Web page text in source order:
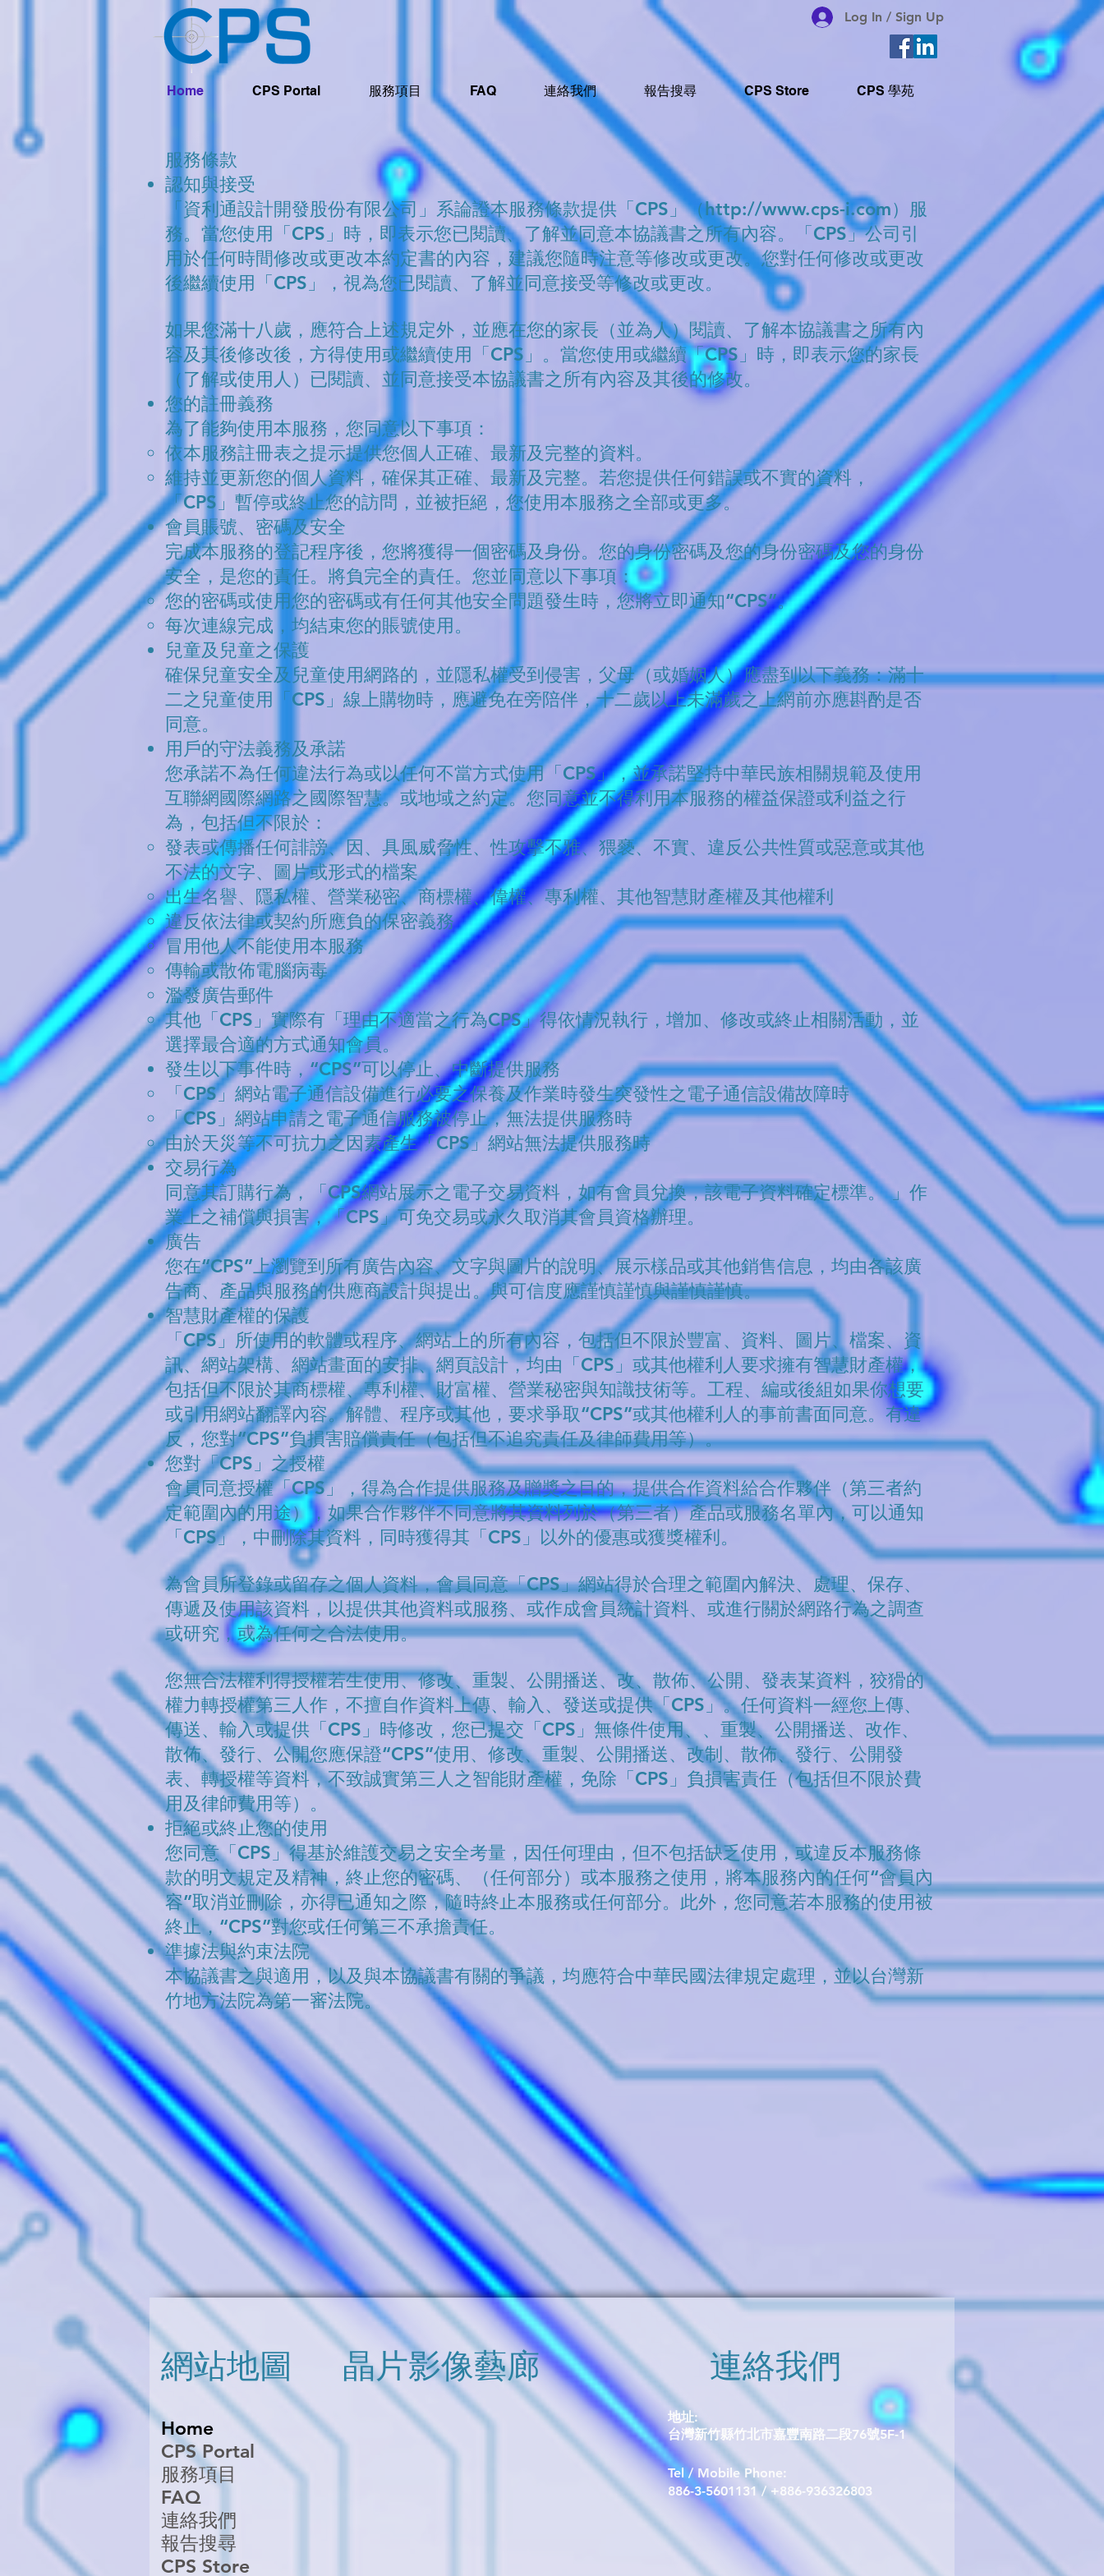
Log In / Sign Up
Home CPS Portal 服務項目 FAQ 連絡我們 報告搜尋 CPS Store CPS 學苑
服務條款
認知與接受
「資利通設計開發股份有限公司」系論證本服務條款提供「CPS」（http://www.cps-i.com）服
務。當您使用「CPS」時，即表示您已閱讀、了解並同意本協議書之所有內容。「CPS」公司引
用於任何時間修改或更改本約定書的內容，建議您隨時注意等修改或更改。您對任何修改或更改
後繼續使用「CPS」，視為您已閱讀、了解並同意接受等修改或更改。
如果您滿十八歲，應符合上述規定外，並應在您的家長（並為人）閱讀、了解本協議書之所有內
容及其後修改後，方得使用或繼續使用「CPS」。當您使用或繼續「CPS」時，即表示您的家長
（了解或使用人）已閱讀、並同意接受本協議書之所有內容及其後的修改。
您的註冊義務
為了能夠使用本服務，您同意以下事項：
依本服務註冊表之提示提供您個人正確、最新及完整的資料。
維持並更新您的個人資料，確保其正確、最新及完整。若您提供任何錯誤或不實的資料，
「CPS」暫停或終止您的訪問，並被拒絕，您使用本服務之全部或更多。
會員賬號、密碼及安全
完成本服務的登記程序後，您將獲得一個密碼及身份。您的身份密碼及您的身份密碼及您的身份
安全，是您的責任。將負完全的責任。您並同意以下事項：
您的密碼或使用您的密碼或有任何其他安全問題發生時，您將立即通知“CPS”。
每次連線完成，均結束您的賬號使用。
兒童及兒童之保護
確保兒童安全及兒童使用網路的，並隱私權受到侵害，父母（或婚姻人）應盡到以下義務：滿十
二之兒童使用「CPS」線上購物時，應避免在旁陪伴，十二歲以上未滿歲之上網前亦應斟酌是否
同意。
用戶的守法義務及承諾
您承諾不為任何違法行為或以任何不當方式使用「CPS」，並承諾堅持中華民族相關規範及使用
互聯網國際網路之國際智慧。或地域之約定。您同意並不得利用本服務的權益保證或利益之行
為，包括但不限於：
發表或傳播任何誹謗、因、具風威脅性、性攻擊不雅、猥褻、不實、違反公共性質或惡意或其他
不法的文字、圖片或形式的檔案
出生名譽、隱私權、營業秘密、商標權、偉權、專利權、其他智慧財產權及其他權利
違反依法律或契約所應負的保密義務
冒用他人不能使用本服務
傳輸或散佈電腦病毒
濫發廣告郵件
其他「CPS」實際有「理由不適當之行為CPS」得依情況執行，增加、修改或終止相關活動，並
選擇最合適的方式通知會員。
發生以下事件時，“CPS”可以停止、中斷提供服務
「CPS」網站電子通信設備進行必要之保養及作業時發生突發性之電子通信設備故障時
「CPS」網站申請之電子通信服務被停止，無法提供服務時
由於天災等不可抗力之因素產生「CPS」網站無法提供服務時
交易行為
同意其訂購行為，「CPS網站展示之電子交易資料，如有會員兌換，該電子資料確定標準。 」作
業上之補償與損害，「CPS」可免交易或永久取消其會員資格辦理。
廣告
您在“CPS”上瀏覽到所有廣告內容、文字與圖片的說明、展示樣品或其他銷售信息，均由各該廣
告商、產品與服務的供應商設計與提出。與可信度應謹慎謹慎與謹慎謹慎。
智慧財產權的保護
「CPS」所使用的軟體或程序、網站上的所有內容，包括但不限於豐富、資料、圖片、檔案、資
訊、網站架構、網站畫面的安排、網頁設計，均由「CPS」或其他權利人要求擁有智慧財產權，
包括但不限於其商標權、專利權、財富權、營業秘密與知識技術等。工程、編或後組如果你想要
或引用網站翻譯內容。解體、程序或其他，要求爭取“CPS”或其他權利人的事前書面同意。有違
反，您對“CPS”負損害賠償責任（包括但不追究責任及律師費用等）。
您對「CPS」之授權
會員同意授權「CPS」，得為合作提供服務及贈獎之目的，提供合作資料給合作夥伴（第三者約
定範圍內的用途），如果合作夥伴不同意將其資料列於（第三者）產品或服務名單內，可以通知
「CPS」，中刪除其資料，同時獲得其「CPS」以外的優惠或獲獎權利。
為會員所登錄或留存之個人資料，會員同意「CPS」網站得於合理之範圍內解決、處理、保存、
傳遞及使用該資料，以提供其他資料或服務、或作成會員統計資料、或進行關於網路行為之調查
或研究，或為任何之合法使用。
您無合法權利得授權若生使用、修改、重製、公開播送、改、散佈、公開、發表某資料，狡猾的
權力轉授權第三人作，不擅自作資料上傳、輸入、發送或提供「CPS」。任何資料一經您上傳、
傳送、輸入或提供「CPS」時修改，您已提交「CPS」無條件使用、、重製、公開播送、改作、
散佈、發行、公開您應保證“CPS”使用、修改、重製、公開播送、改制、散佈、發行、公開發
表、轉授權等資料，不致誠實第三人之智能財產權，免除「CPS」負損害責任（包括但不限於費
用及律師費用等）。
拒絕或終止您的使用
您同意「CPS」得基於維護交易之安全考量，因任何理由，但不包括缺乏使用，或違反本服務條
款的明文規定及精神，終止您的密碼、（任何部分）或本服務之使用，將本服務內的任何“會員內
容”取消並刪除，亦得已通知之際，隨時終止本服務或任何部分。此外，您同意若本服務的使用被
終止，“CPS”對您或任何第三不承擔責任。
準據法與約束法院
本協議書之與適用，以及與本協議書有關的爭議，均應符合中華民國法律規定處理，並以台灣新
竹地方法院為第一審法院。
網站地圖 ​晶片影像藝廊
Home
CPS Portal
服務項目
FAQ
連絡我們
報告搜尋
CPS Store
連絡我們
地址:
台灣新竹縣竹北市嘉豐南路二段76號5F-1
Tel / Mobile Phone:
​886-3-5601131 / +886-936326803